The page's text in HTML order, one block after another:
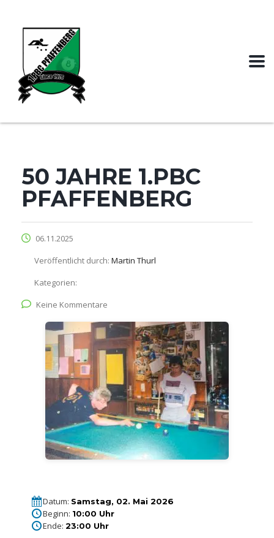
50 JAHRE 1.PBC
PFAFFENBERG
06.11.2025
Veröffentlicht durch: Martin Thurl
Kategorien:
Keine Kommentare
Datum: Samstag, 02. Mai 2026
Beginn: 10:00 Uhr
Ende: 23:00 Uhr